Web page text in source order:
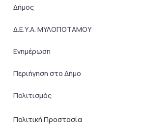
Δήμος
Δ.Ε.Υ.Α. ΜΥΛΟΠΟΤΑΜΟΥ
Ενημέρωση
Περιήγηση στο Δήμο
Πολιτισμός
Πολιτική Προστασία